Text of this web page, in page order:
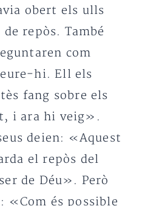
obert els ulls
repòs. També
com
hi. Ell els
fang sobre els
i ara hi veig».
deien: «Aquest
el repòs del
de Déu». Però
«Com és possible